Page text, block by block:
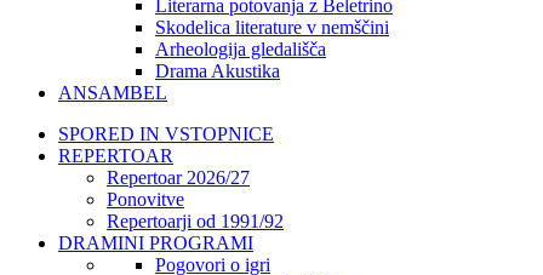
Literarna potovanja z Beletrino
Skodelica literature v nemščini
Arheologija gledališča
Drama Akustika
ANSAMBEL
SPORED IN VSTOPNICE
REPERTOAR
Repertoar 2026/27
Ponovitve
Repertoarji od 1991/92
DRAMINI PROGRAMI
Pogovori o igri